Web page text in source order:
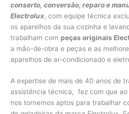
conserto, conversão, reparo e
Electrolux, com equipe técnica
os aparelhos da sua cozinha e
trabalham com peças originais
a mão-de-obra e peças e as
aparelhos de ar-condicionado e
A expertise de mais de 40 anos de
assistência técnica, fez com que ao
nos tornemos aptos para trabalhar